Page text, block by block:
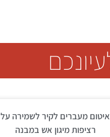
איטום מעברים לקיר לשמירה על
רציפות מיגון אש במבנה